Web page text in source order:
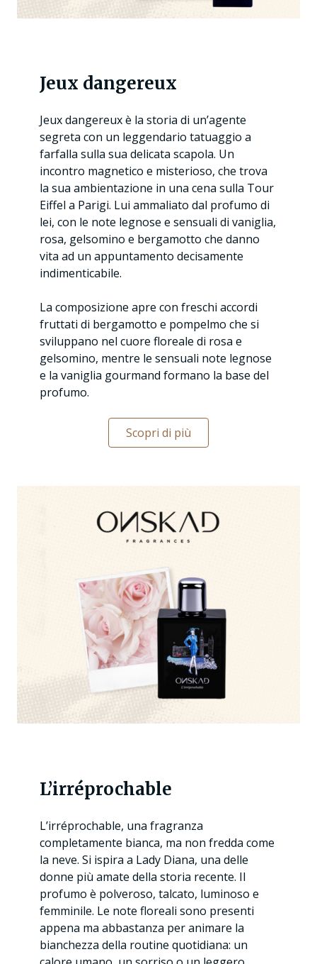
Jeux dangereux
Jeux dangereux è la storia di un’agente
segreta con un leggendario tatuaggio a
farfalla sulla sua delicata scapola. Un
incontro magnetico e misterioso, che trova
la sua ambientazione in una cena sulla Tour
Eiffel a Parigi. Lui ammaliato dal profumo di
lei, con le note legnose e sensuali di vaniglia,
rosa, gelsomino e bergamotto che danno
vita ad un appuntamento decisamente
indimenticabile.
La composizione apre con freschi accordi
fruttati di bergamotto e pompelmo che si
sviluppano nel cuore floreale di rosa e
gelsomino, mentre le sensuali note legnose
e la vaniglia gourmand formano la base del
profumo.
Scopri di più
L’irréprochable
L’irréprochable, una fragranza
completamente bianca, ma non fredda come
la neve. Si ispira a Lady Diana, una delle
donne più amate della storia recente. Il
profumo è polveroso, talcato, luminoso e
femminile. Le note floreali sono presenti
appena ma abbastanza per animare la
bianchezza della routine quotidiana: un